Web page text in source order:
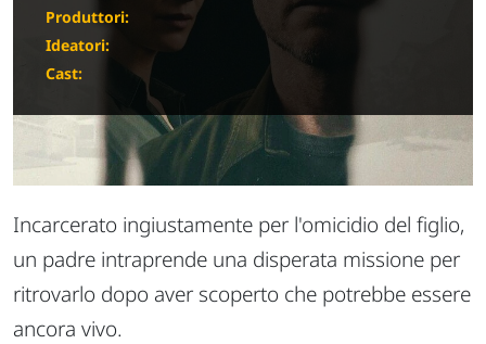
Produttori:
Ideatori:
Cast:
Incarcerato ingiustamente per l'omicidio del figlio,
un padre intraprende una disperata missione per
ritrovarlo dopo aver scoperto che potrebbe essere
ancora vivo.